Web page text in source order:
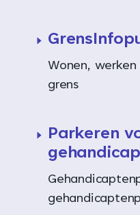
Wonen,
grens
Parkeren